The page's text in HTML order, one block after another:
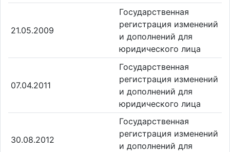
21.05.2009
Государственная
регистрация изменений
и дополнений для
юридического лица
07.04.2011
Государственная
регистрация изменений
и дополнений для
юридического лица
30.08.2012
Государственная
регистрация изменений
и дополнений для